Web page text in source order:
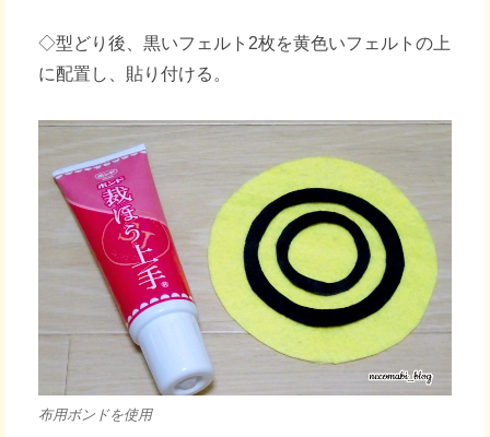
◇型どり後、黒いフェルト2枚を黄色いフェルトの上
に配置し、貼り付ける。
布用ボンドを使用